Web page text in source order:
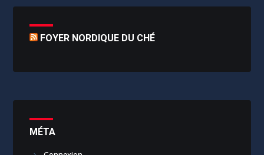
FOYER NORDIQUE DU CHÉ
MÉTA